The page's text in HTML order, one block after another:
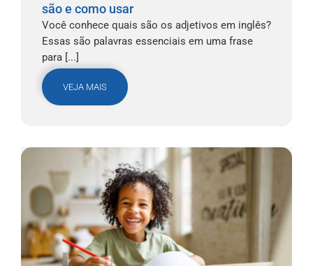
são e como usar
Você conhece quais são os adjetivos em inglês?
Essas são palavras essenciais em uma frase
para [...]
VEJA MAIS